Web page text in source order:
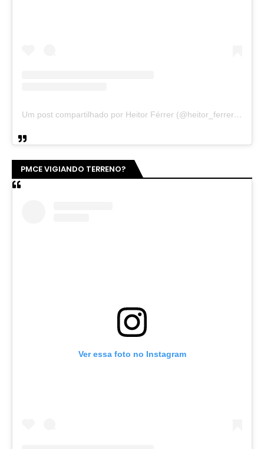
Um post compartilhado por Heitor Férrer (@heitor_ferrer77)
PMCE VIGIANDO TERRENO?
Ver essa foto no Instagram